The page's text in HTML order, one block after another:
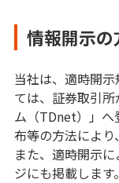
情報開示の
当社は、適時開
ては、証券取引
ム（TDnet）」へ
布等の方法により
また、適時開示
ジにも掲載します。